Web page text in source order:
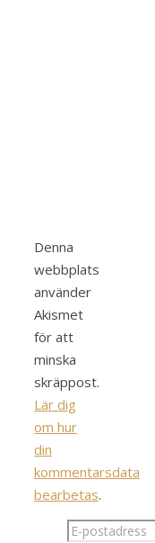
Denna
webbplats
använder
Akismet
för att
minska
skräppost.
Lär dig
om hur
din
kommentarsdata
bearbetas.
E-